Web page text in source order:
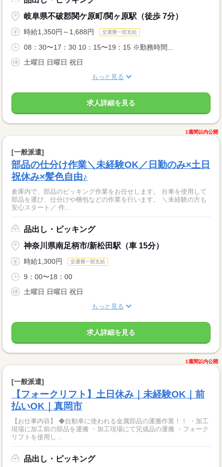
岐阜県不破郡関ケ原町/関ヶ原駅（徒歩 7分）
時給1,350円～1,688円 交通費一部支給
08：30〜17：30 10：15〜19：15 ※勤務時間...
土曜日 日曜日 祝日
もっと見る
求人詳細を見る
1週間以内公開
[一般派遣]
部品の仕分け作業＼未経験OK／日勤のみ×土日
祝休み×髪色自由♪
倉庫内で、部品のピッキング作業をお任せします。 台車を使用して
部品を運び、仕分けや梱包などの作業を行います。 ＼未経験の方も
安心スタート／ 作...
品出し・ピッキング
神奈川県南足柄市/新松田駅（車 15分）
時給1,300円 交通費一部支給
9：00〜18：00
土曜日 日曜日 祝日
もっと見る
求人詳細を見る
1週間以内公開
[一般派遣]
【フォークリフト】土日休み｜未経験OK｜前
払いOK｜真岡市
【お仕事内容】 ◆自動車に使われる金属部品の運搬作業！！ ・加工
現場に加工前の部品を運搬 ・加工現場にて完成品の運搬 ・フォーク
リフトを使用し...
品出し・ピッキング